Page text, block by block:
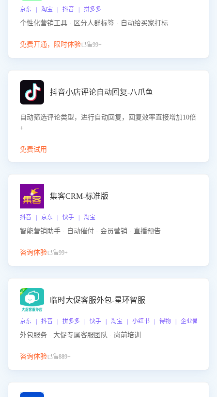
京东 | 淘宝 | 抖音 | 拼多多
个性化营销工具 · 区分人群标签 · 自动给买家打标
免费开通，限时体验已售99+
抖音小店评论自动回复-八爪鱼
自动筛选评论类型，进行自动回复，回复效率直接增加10倍
+
免费试用
集客CRM-标准版
抖音 | 京东 | 快手 | 淘宝
智能营销助手 · 自动催付 · 会员营销 · 直播预告
咨询体验已售99+
临时大促客服外包-星环智服
京东 | 抖音 | 拼多多 | 快手 | 淘宝 | 小红书 | 得物 | 企业微信
外包服务 · 大促专属客服团队 · 岗前培训
咨询体验已售889+